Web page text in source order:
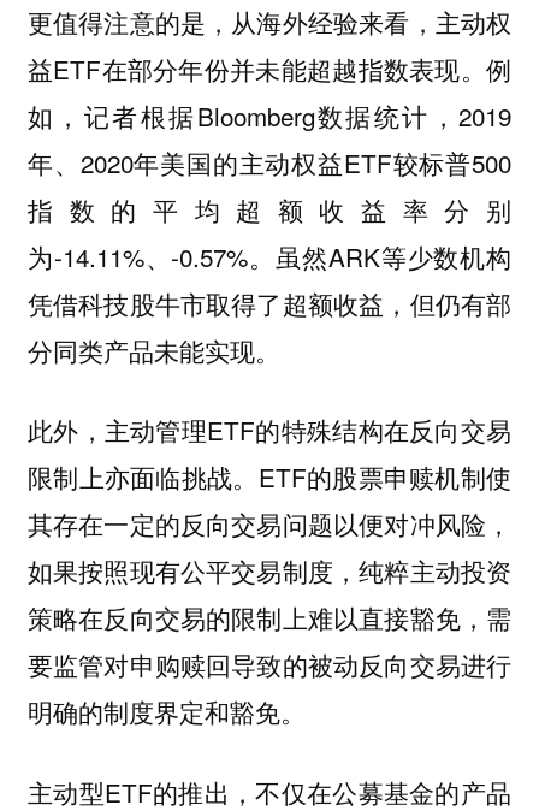
更值得注意的是，从海外经验来看，主动权
益ETF在部分年份并未能超越指数表现。例
如，记者根据Bloomberg数据统计，2019
年、2020年美国的主动权益ETF较标普500
指数的平均超额收益率分别
为-14.11%、-0.57%。虽然ARK等少数机构
凭借科技股牛市取得了超额收益，但仍有部
分同类产品未能实现。
此外，主动管理ETF的特殊结构在反向交易
限制上亦面临挑战。ETF的股票申赎机制使
其存在一定的反向交易问题以便对冲风险，
如果按照现有公平交易制度，纯粹主动投资
策略在反向交易的限制上难以直接豁免，需
要监管对申购赎回导致的被动反向交易进行
明确的制度界定和豁免。
主动型ETF的推出，不仅在公募基金的产品